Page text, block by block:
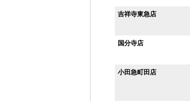
吉祥寺東急店
国分寺店
小田急町田店